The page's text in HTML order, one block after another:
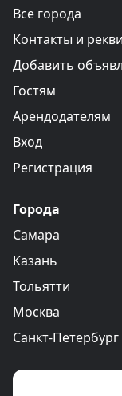
Все города
Контакты и
Добавить
Гостям
Арендодателям
Вход
Регистрация
Города
Самара
Казань
Тольятти
Москва
Санкт-Петербург